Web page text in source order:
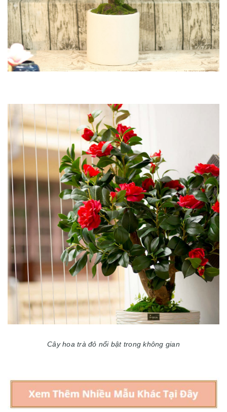
Cây hoa trà đỏ nổi bật trong không gian